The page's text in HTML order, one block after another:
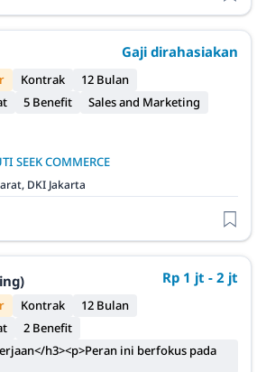
Gaji dirahasiakan
Kontrak
12 Bulan
5 Benefit
Sales and Marketing
SEEK COMMERCE
DKI Jakarta
Rp 1 jt - 2 jt
Kontrak
12 Bulan
2 Benefit
h3><p>Peran ini berfokus pada